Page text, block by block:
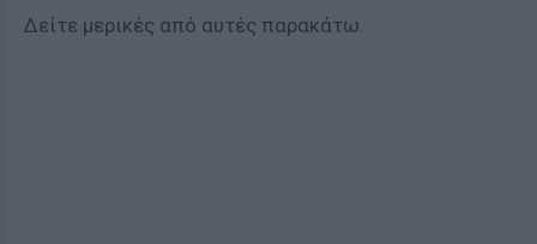
Δείτε μερικές από αυτές παρακάτω.